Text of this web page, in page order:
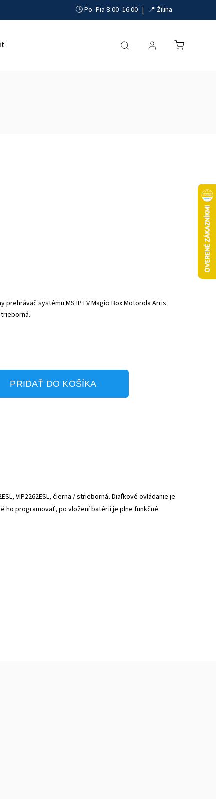
🕒 Po–Pia 8:00–16:00 | 📍 Žilina
Akumulátory, UPS a zdroje Parkovacie systémy
prehrávač systému MS IPTV Magio Box Motorola Arris
PRIDAŤ DO KOŠÍKA
VIP2262ESL, čierna / strieborná. Diaľkové ovládanie je
ho programovať, po vložení batérií je plne funkčné.